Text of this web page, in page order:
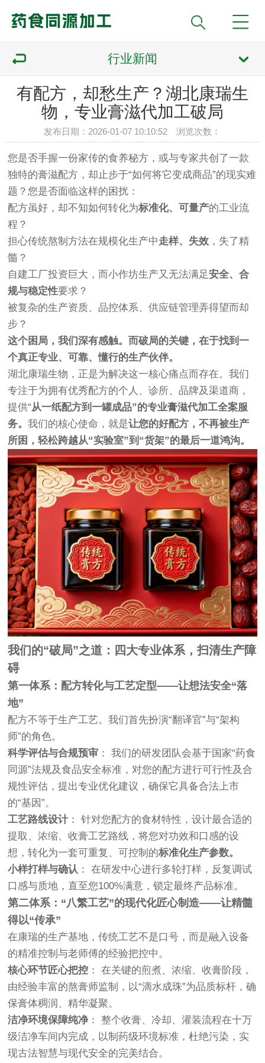
行业新闻
有配方，却愁生产？湖北康瑞生
物，专业膏滋代加工破局
发布日期：2026-01-07 10:10:52 浏览次数：
您是否手握一份家传的食养秘方，或与专家共创了一款
独特的膏滋配方，却止步于“如何将它变成商品”的现实难
题？您是否面临这样的困扰：
配方虽好，却不知如何转化为标准化、可量产的工业流
程？
担心传统熬制方法在规模化生产中走样、失效 ，失了精
髓？
自建工厂投资巨大，而小作坊生产又无法满足安全、合
规与稳定性要求？
被复杂的生产资质、品控体系、供应链管理弄得望而却
步？
这个困局，我们深有感触。而破局的关键，在于找到一
个真正专业、可靠、懂行的生产伙伴。
湖北康瑞生物，正是为解决这一核心痛点而存在。我们
专注于为拥有优秀配方的个人、诊所、品牌及渠道商，
提供“从一纸配方到一罐成品”的专业膏滋代加工全案服
务。我们的核心使命，就是让您的好配方，不再被生产
所困，轻松跨越从“实验室”到“货架”的最后一道鸿沟。
我们的“破局”之道：四大专业体系，扫清生产障
碍
第一体系：配方转化与工艺定型——让想法安全“落
地”
配方不等于生产工艺。我们首先扮演“翻译官”与“架构
师”的角色。
科学评估与合规预审 ： 我们的研发团队会基于国家“药食
同源”法规及食品安全标准，对您的配方进行可行性及合
规性评估，提出专业优化建议，确保它具备合法上市
的“基因”。
工艺路线设计 ： 针对您配方的食材特性，设计最合适的
提取、浓缩、收膏工艺路线，将您对功效和口感的设
想，转化为一套可重复、可控制的标准化生产参数。
小样打样与确认 ： 在研发中心进行多轮打样，反复调试
口感与质地，直至您100%满意，锁定最终产品标准。
第二体系：“八繁工艺”的现代化匠心制造——让精髓
得以“传承”
在康瑞的生产基地，传统工艺不是口号，而是融入设备
的精准控制与老师傅的经验把控中。
核心环节匠心把控 ： 在关键的煎煮、浓缩、收膏阶段，
由经验丰富的熬膏师监制，以“滴水成珠”为品质标杆，确
保膏体稠润、精华凝聚。
洁净环境保障纯净 ： 整个收膏、冷却、灌装流程在十万
级洁净车间内完成，以制药级环境标准，杜绝污染，实
现古法智慧与现代安全的完美结合。